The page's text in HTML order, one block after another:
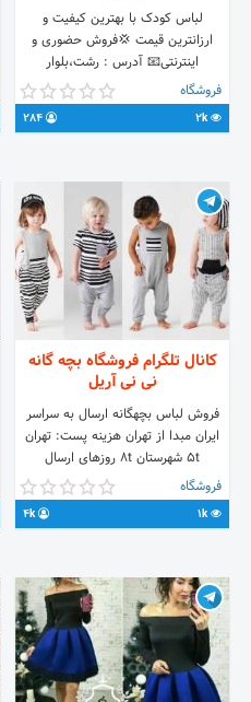
لباس کودک با بهترین کیفیت و
ارزانترین قیمت 💢فروش حضوری و
اینترنتی📧 آدرس : رشت،بلوار
معلم،چهارراه علی آباد،روبروی لوازم
موسیقی ماهور،جنب گالری انار ⏳
ساعات کاری 10تا14 و 17تا22 ارتباط از
🔻🔻🔻🔻🔻
فروشگاه
2k
کانال تلگرام فروشگاه بچه گانه
نی نی آریل
فروش لباس بچهگانه ارسال به سراسر
ایران مبدا از تهران هزینه پست: تهران
5t شهرستان 8t روزهای ارسال
شهرستان:دوشنبه و پنجشبه زمان ارسال
۸ صبح جهت سفارش با آیدی زیر ارتباط
برقرار کنید: @Niniarielmezon پیج
فروشگاه
1k
4k